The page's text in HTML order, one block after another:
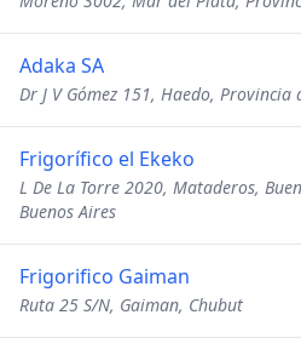
Adaka SA
Dr J V Gómez 151, Haedo, Provincia
Frigorífico el Ekeko
L De La Torre 2020, Mataderos,
Buenos Aires
Frigorifico Gaiman
Ruta 25 S/N, Gaiman, Chubut